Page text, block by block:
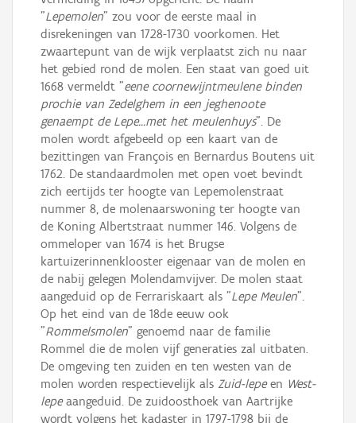
"Lepemolen" zou voor de eerste maal in
disrekeningen van 1728-1730 voorkomen. Het
zwaartepunt van de wijk verplaatst zich nu naar
het gebied rond de molen. Een staat van goed uit
1668 vermeldt "eene coornewijntmeulene binden
prochie van Zedelghem in een jeghenoote
genaempt de Lepe...met het meulenhuys". De
molen wordt afgebeeld op een kaart van de
bezittingen van François en Bernardus Boutens uit
1762. De standaardmolen met open voet bevindt
zich eertijds ter hoogte van Lepemolenstraat
nummer 8, de molenaarswoning ter hoogte van
de Koning Albertstraat nummer 146. Volgens de
ommeloper van 1674 is het Brugse
kartuizerinnenklooster eigenaar van de molen en
de nabij gelegen Molendamvijver. De molen staat
aangeduid op de Ferrariskaart als "Lepe Meulen".
Op het eind van de 18de eeuw ook
"Rommelsmolen" genoemd naar de familie
Rommel die de molen vijf generaties zal uitbaten.
De omgeving ten zuiden en ten westen van de
molen worden respectievelijk als Zuid-lepeen West-
lepeaangeduid. De zuidoosthoek van Aartrijke
wordt volgens het kadaster in 1797-1798 bij de